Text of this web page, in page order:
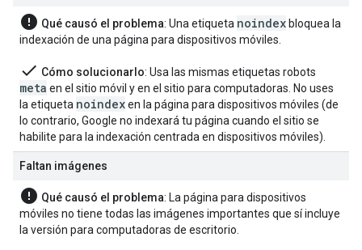
error Qué causó el problema: Una etiqueta noindex bloquea la
indexación de una página para dispositivos móviles.
done Cómo solucionarlo: Usa las mismas etiquetas robots
meta en el sitio móvil y en el sitio para computadoras. No uses
la etiqueta noindexen la página para dispositivos móviles (de
lo contrario, Google no indexará tu página cuando el sitio se
habilite para la indexación centrada en dispositivos móviles).
Faltan imágenes
error Qué causó el problema: La página para dispositivos
móviles no tiene todas las imágenes importantes que sí incluye
la versión para computadoras de escritorio.